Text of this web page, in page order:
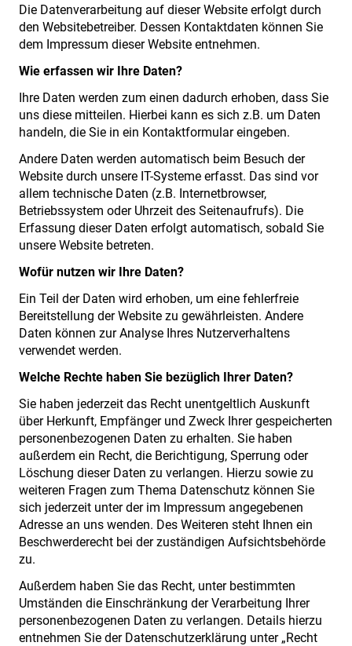
Die Datenverarbeitung auf dieser Website erfolgt durch
den Websitebetreiber. Dessen Kontaktdaten können Sie
dem Impressum dieser Website entnehmen.
Wie erfassen wir Ihre Daten?
Ihre Daten werden zum einen dadurch erhoben, dass Sie
uns diese mitteilen. Hierbei kann es sich z.B. um Daten
handeln, die Sie in ein Kontaktformular eingeben.
Andere Daten werden automatisch beim Besuch der
Website durch unsere IT-Systeme erfasst. Das sind vor
allem technische Daten (z.B. Internetbrowser,
Betriebssystem oder Uhrzeit des Seitenaufrufs). Die
Erfassung dieser Daten erfolgt automatisch, sobald Sie
unsere Website betreten.
Wofür nutzen wir Ihre Daten?
Ein Teil der Daten wird erhoben, um eine fehlerfreie
Bereitstellung der Website zu gewährleisten. Andere
Daten können zur Analyse Ihres Nutzerverhaltens
verwendet werden.
Welche Rechte haben Sie bezüglich Ihrer Daten?
Sie haben jederzeit das Recht unentgeltlich Auskunft
über Herkunft, Empfänger und Zweck Ihrer gespeicherten
personenbezogenen Daten zu erhalten. Sie haben
außerdem ein Recht, die Berichtigung, Sperrung oder
Löschung dieser Daten zu verlangen. Hierzu sowie zu
weiteren Fragen zum Thema Datenschutz können Sie
sich jederzeit unter der im Impressum angegebenen
Adresse an uns wenden. Des Weiteren steht Ihnen ein
Beschwerderecht bei der zuständigen Aufsichtsbehörde
zu.
Außerdem haben Sie das Recht, unter bestimmten
Umständen die Einschränkung der Verarbeitung Ihrer
personenbezogenen Daten zu verlangen. Details hierzu
entnehmen Sie der Datenschutzerklärung unter „Recht